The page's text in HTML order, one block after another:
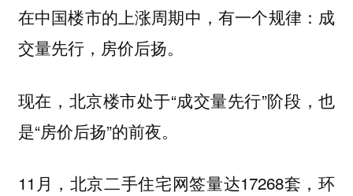
在中国楼市的上涨周期中，有一个规律：成
交量先行，房价后扬。
现在，北京楼市处于“成交量先行”阶段，也
是“房价后扬”的前夜。
11月，北京二手住宅网签量达17268套，环